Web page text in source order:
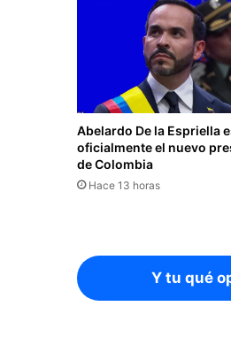
Abelardo De la Espriella
oficialmente el nuevo
de Colombia
Hace 13 horas
Y tu qué